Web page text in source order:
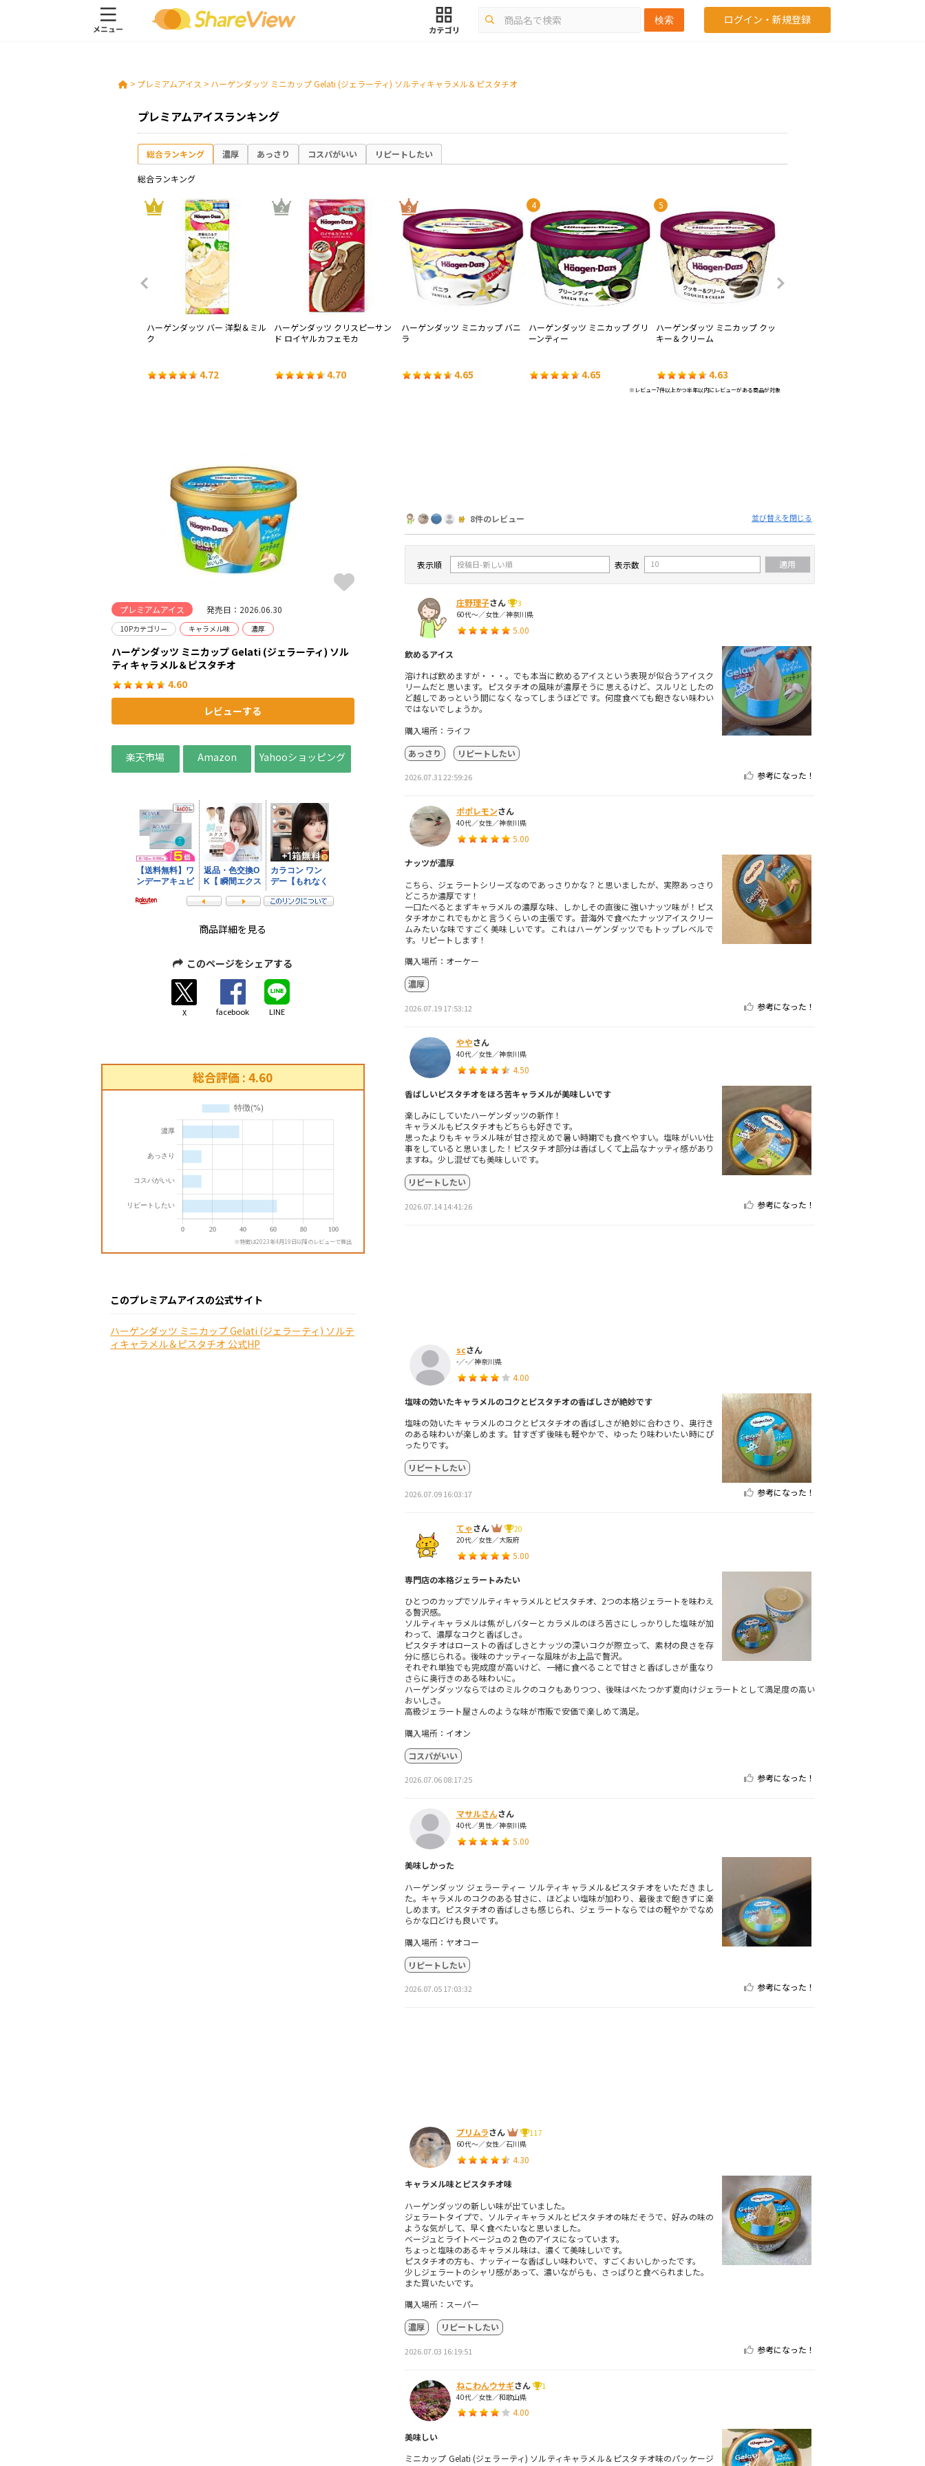
検索 ログイン・新規登録
> プレミアムアイス > ハーゲンダッツ ミニカップ Gelati (ジェラーティ) ソルティキャラメル＆ピスタチオ
プレミアムアイスランキング
総合ランキング 濃厚 あっさり コスパがいい リピートしたい
総合ランキング
1
ハーゲンダッツ バー 洋梨＆ミル
ク
4.72
2
ハーゲンダッツ クリスピーサン
ド ロイヤルカフェモカ
4.70
3
ハーゲンダッツ ミニカップ バニ
ラ
4.65
4
ハーゲンダッツ ミニカップ グリ
ーンティー
4.65
5
ハーゲンダッツ ミニカップ クッ
キー＆クリーム
4.63
※レビュー7件以上かつ半年以内にレビューがある商品が対象
プレミアムアイス 発売日：2026.06.30
10Pカテゴリー キャラメル味 濃厚
ハーゲンダッツ ミニカップ Gelati (ジェラーティ) ソル
ティキャラメル＆ピスタチオ
4.60
レビューする
楽天市場 Amazon Yahooショッピング
商品詳細を見る
8件のレビュー 並び替えを閉じる
表示順 表示数
庄野理子さん
3
60代～／女性／神奈川県
5.00
飲めるアイス
溶ければ飲めますが・・・。でも本当に飲めるアイスという表現が似合うアイスク
リームだと思います。ピスタチオの風味が濃厚そうに思えるけど、スルリとしたの
ど越しであっという間になくなってしまうほどです。何度食べても飽きない味わい
ではないでしょうか。
購入場所：ライフ
あっさり
リピートしたい
2026.07.31 22:59:26 参考になった！
ポポレモンさん
40代／女性／神奈川県
5.00
ナッツが濃厚
こちら、ジェラートシリーズなのであっさりかな？と思いましたが、実際あっさり
どころか濃厚です！
一口たべるとまずキャラメルの濃厚な味、しかしその直後に強いナッツ味が！ピス
タチオかこれでもかと言うくらいの主張です。昔海外で食べたナッツアイスクリー
ムみたいな味ですごく美味しいです。これはハーゲンダッツでもトップレベルで
す。リピートします！
購入場所：オーケー
濃厚
2026.07.19 17:53:12 参考になった！
ややさん
40代／女性／神奈川県
4.50
香ばしいピスタチオをほろ苦キャラメルが美味しいです
楽しみにしていたハーゲンダッツの新作！
キャラメルもピスタチオもどちらも好きです。
思ったよりもキャラメル味が甘さ控えめで暑い時期でも食べやすい。塩味がいい仕
事をしていると思いました！ピスタチオ部分は香ばしくて上品なナッティ感があり
ますね。少し混ぜても美味しいです。
リピートしたい
2026.07.14 14:41:26 参考になった！
scさん
-／-／神奈川県
4.00
塩味の効いたキャラメルのコクとピスタチオの香ばしさが絶妙です
塩味の効いたキャラメルのコクとピスタチオの香ばしさが絶妙に合わさり、奥行き
のある味わいが楽しめます。甘すぎず後味も軽やかで、ゆったり味わいたい時にぴ
ったりです。
リピートしたい
2026.07.09 16:03:17 参考になった！
てゃさん
20
20代／女性／大阪府
5.00
専門店の本格ジェラートみたい
ひとつのカップでソルティキャラメルとピスタチオ、2つの本格ジェラートを味わえ
る贅沢感。
ソルティキャラメルは焦がしバターとカラメルのほろ苦さにしっかりした塩味が加
わって、濃厚なコクと香ばしさ。
ピスタチオはローストの香ばしさとナッツの深いコクが際立って、素材の良さを存
分に感じられる。後味のナッティーな風味がお上品で贅沢。
それぞれ単独でも完成度が高いけど、一緒に食べることで甘さと香ばしさが重なり
さらに奥行きのある味わいに。
ハーゲンダッツならではのミルクのコクもありつつ、後味はべたつかず夏向けジェラートとして満足度の高い
おいしさ。
高級ジェラート屋さんのような味が市販で安価で楽しめて満足。
購入場所：イオン
コスパがいい
2026.07.06 08:17:25 参考になった！
マサルさんさん
40代／男性／神奈川県
5.00
美味しかった
ハーゲンダッツ ジェラーティー ソルティキャラメル&ピスタチオをいただきまし
た。キャラメルのコクのある甘さに、ほどよい塩味が加わり、最後まで飽きずに楽
しめます。ピスタチオの香ばしさも感じられ、ジェラートならではの軽やかでなめ
らかな口どけも良いです。
購入場所：ヤオコー
リピートしたい
2026.07.05 17:03:32 参考になった！
プリムラさん
117
60代～／女性／石川県
4.30
キャラメル味とピスタチオ味
ハーゲンダッツの新しい味が出ていました。
ジェラートタイプで、ソルティキャラメルとピスタチオの味だそうで、好みの味の
ような気がして、早く食べたいなと思いました。
ベージュとライトベージュの２色のアイスになっています。
ちょっと塩味のあるキャラメル味は、濃くて美味しいです。
ピスタチオの方も、ナッティーな香ばしい味わいで、すごくおいしかったです。
少しジェラートのシャリ感があって、濃いながらも、さっぱりと食べられました。
また買いたいです。
購入場所：スーパー
濃厚
リピートしたい
2026.07.03 16:19:51 参考になった！
ねこわんウサギさん
1
40代／女性／和歌山県
4.00
美味しい
ミニカップ Gelati (ジェラーティ) ソルティキャラメル＆ピスタチオ味のパッケージ
このページをシェアする
X facebook LINE
総合評価 : 4.60
※特徴は2023年4月19日以降のレビューで算出
このプレミアムアイスの公式サイト
ハーゲンダッツ ミニカップ Gelati (ジェラーティ) ソルテ
ィキャラメル＆ピスタチオ 公式HP